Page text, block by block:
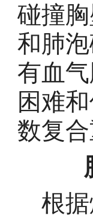
碰撞
和肺
有血
困难
数复
根据